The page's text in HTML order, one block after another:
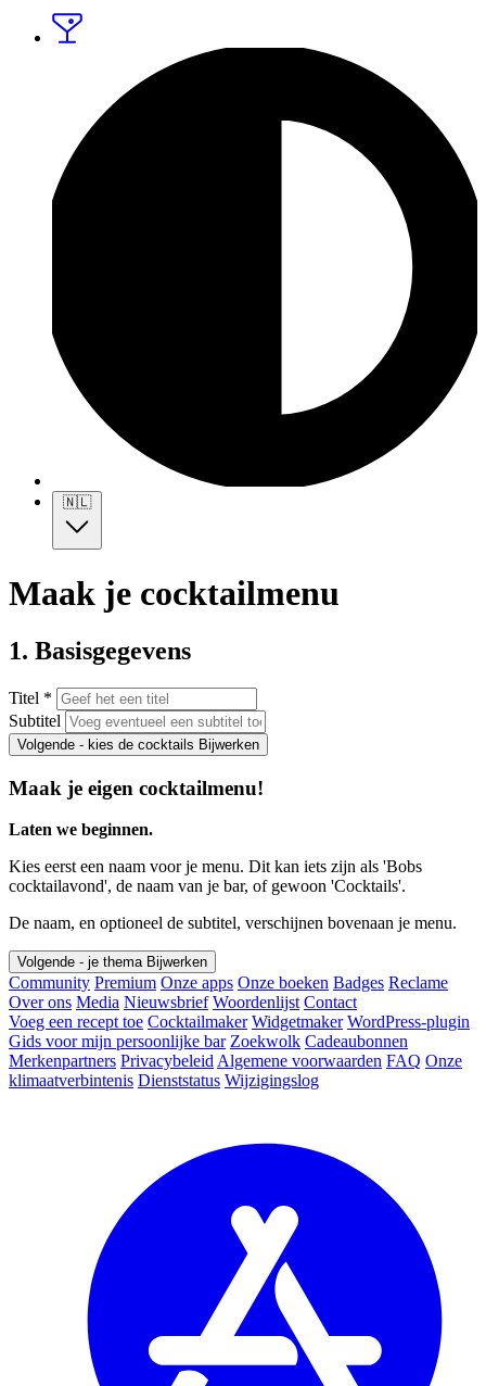
🇳🇱
Maak je cocktailmenu
1. Basisgegevens
Titel *
Subtitel
Volgende - kies de cocktails Bijwerken
Maak je eigen cocktailmenu!
Laten we beginnen.
Kies eerst een naam voor je menu. Dit kan iets zijn als 'Bobs
cocktailavond', de naam van je bar, of gewoon 'Cocktails'.
De naam, en optioneel de subtitel, verschijnen bovenaan je menu.
Volgende - je thema Bijwerken
Community Premium Onze apps Onze boeken Badges Reclame
Over ons Media Nieuwsbrief Woordenlijst Contact
Voeg een recept toe Cocktailmaker Widgetmaker WordPress-plugin
Gids voor mijn persoonlijke bar Zoekwolk Cadeaubonnen
Merkenpartners Privacybeleid Algemene voorwaarden FAQ Onze
klimaatverbintenis Dienststatus Wijzigingslog